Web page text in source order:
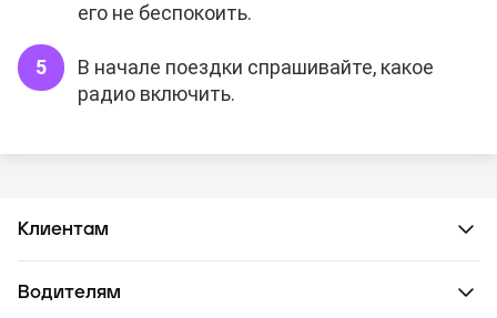
его не беспокоить.
В начале поездки спрашивайте, какое
радио включить.
Клиентам
Водителям